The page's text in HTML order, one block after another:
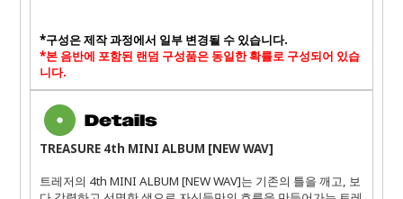
*구성은 제작 과정에서 일부 변경될 수 있습니다.
*본 음반에 포함된 랜덤 구성품은 동일한 확률로 구성되어 있습
니다.
TREASURE 4th MINI ALBUM [NEW WAV]
트레저의 4th MINI ALBUM [NEW WAV]는 기존의 틀을 깨고, 보